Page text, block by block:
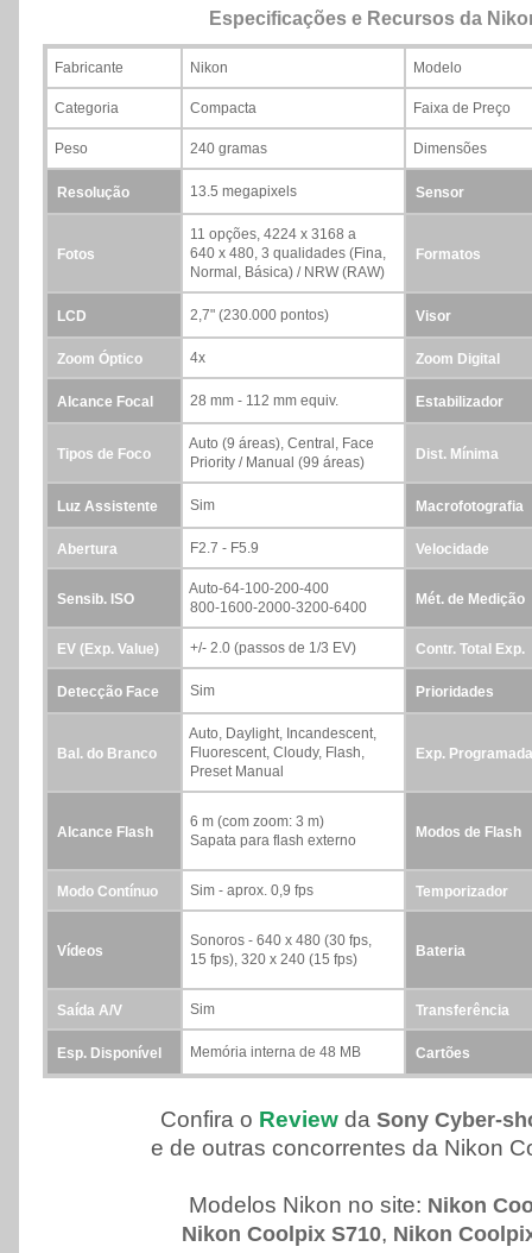
Especificações e Recursos da
Fabricante Nikon Modelo
Categoria Compacta Faixa de Preço
Peso 240 gramas Dimensões
Resolução 13.5 megapixels Sensor
Fotos
11 opções, 4224 x 3168 a
640 x 480, 3 qualidades (Fina,
Normal, Básica) / NRW (RAW)
Formatos
LCD 2,7" (230.000 pontos) Visor
Zoom Óptico 4x Zoom Digital
Alcance Focal 28 mm - 112 mm equiv. Estabilizador
Tipos de Foco
Auto (9 áreas), Central, Face
Priority / Manual (99 áreas)
Dist. Mínima
Luz Assistente Sim Macrofotografia
Abertura F2.7 - F5.9 Velocidade
Sensib. ISO
Auto-64-100-200-400
800-1600-2000-3200-6400
Mét. de Medição
EV (Exp. Value) +/- 2.0 (passos de 1/3 EV) Contr. Total Exp.
Detecção Face Sim Prioridades
Bal. do Branco
Auto, Daylight, Incandescent,
Fluorescent, Cloudy, Flash,
Preset Manual
Exp. Programada
Alcance Flash
6 m (com zoom: 3 m)
Sapata para flash externo
Modos de Flash
Modo Contínuo Sim - aprox. 0,9 fps Temporizador
Vídeos
Sonoros - 640 x 480 (30 fps,
15 fps), 320 x 240 (15 fps)
Bateria
Saída A/V Sim Transferência
Esp. Disponível Memória interna de 48 MB Cartões
Confira o Reviewda Sony Cyber-
e de outras concorrentes da Nikon
Modelos Nikon no site: Nikon
Nikon Coolpix S710, Nikon